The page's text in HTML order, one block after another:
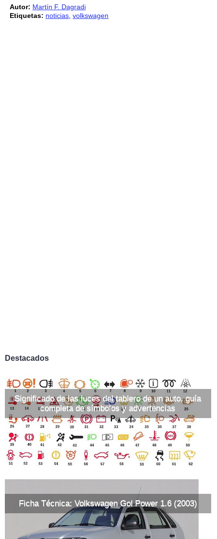
Autor: Martín F. Dagradi
Etiquetas: noticias volkswagen
Destacados
Significado de las luces del tablero de un auto, guía
completa de símbolos y advertencias
Ficha Técnica: Volkswagen Gol Power 1.6 (2003)